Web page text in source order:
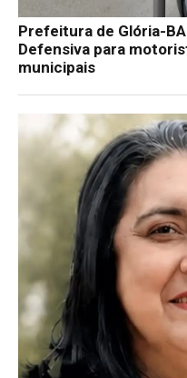
Prefeitura de Glória-
Defensiva para
municipais